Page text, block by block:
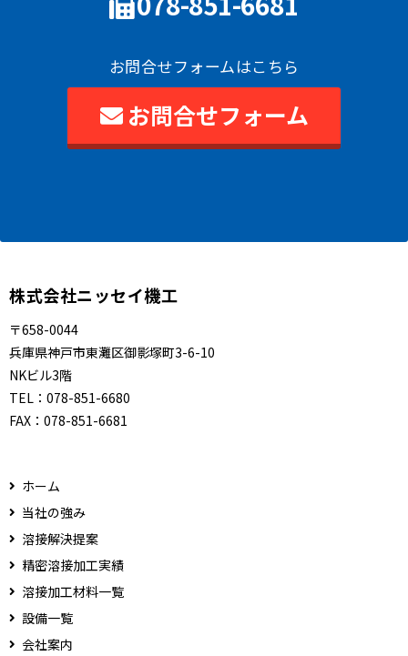
お問合せフォームはこちら
お問合せフォーム
株式会社ニッセイ機工
〒658-0044
兵庫県神戸市東灘区御影塚町3-6-10
NKビル3階
TEL： 078-851-6680
FAX： 078-851-6681
ホーム
当社の強み
溶接解決提案
精密溶接加工実績
溶接加工材料一覧
設備一覧
会社案内